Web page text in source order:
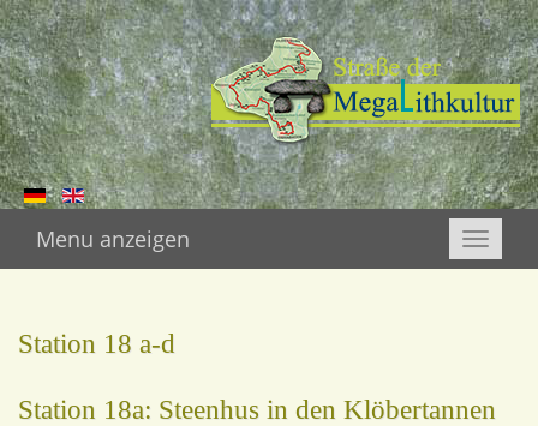
Toggle
Menu anzeigen
Station 18 a-d
Station 18a: Steenhus in den Klöbertannen